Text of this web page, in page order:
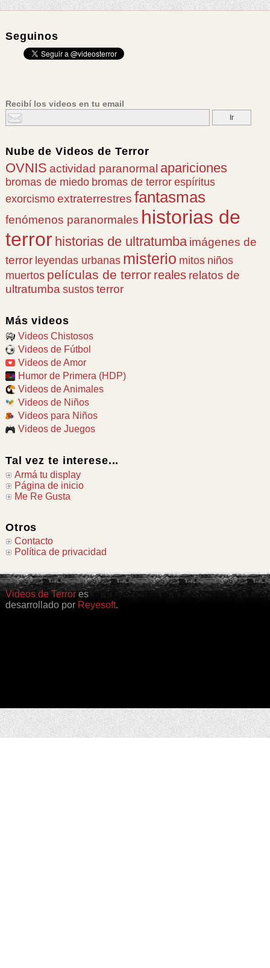
Seguinos
Recibí los videos en tu email
Nube deVideos de Terror
OVNIS actividad paranormal apariciones
bromas de miedo bromas de terror espíritus
exorcismo extraterrestres fantasmas
fenómenos paranormales historias de
terror historias de ultratumba imágenes de
terror leyendas urbanas misterio mitos niños
muertos películas de terror reales relatos de
ultratumba sustos terror
Más videos
Videos Chistosos
Videos de Fútbol
Videos de Amor
Humor de Primera (HDP)
Videos de Animales
Videos de Niños
Videos para Niños
Videos de Juegos
Tal vez te interese...
Armá tu display
Página de inicio
Me Re Gusta
Otros
Contacto
Política de privacidad
Videos de Terrores
desarrollado por Reyesoft.